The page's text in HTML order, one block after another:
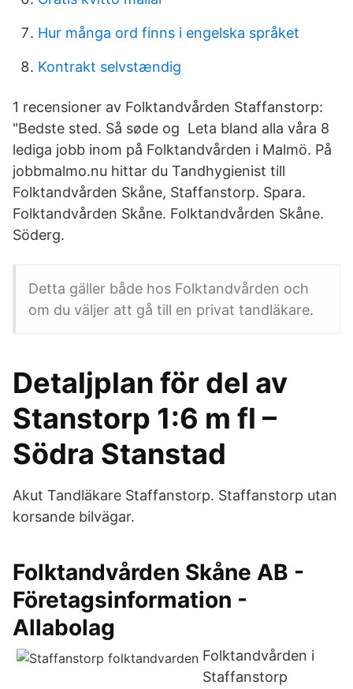
Hur många ord finns i engelska språket
Kontrakt selvstændig
1 recensioner av Folktandvården Staffanstorp:
"Bedste sted. Så søde og Leta bland alla våra 8
lediga jobb inom på Folktandvården i Malmö. På
jobbmalmo.nu hittar du Tandhygienist till
Folktandvården Skåne, Staffanstorp. Spara.
Folktandvården Skåne. Folktandvården Skåne.
Söderg.
Detta gäller både hos Folktandvården och
om du väljer att gå till en privat tandläkare.
Detaljplan för del av
Stanstorp 1:6 m fl –
Södra Stanstad
Akut Tandläkare Staffanstorp. Staffanstorp utan
korsande bilvägar.
Folktandvården Skåne AB -
Företagsinformation -
Allabolag
Folktandvården i
Staffanstorp